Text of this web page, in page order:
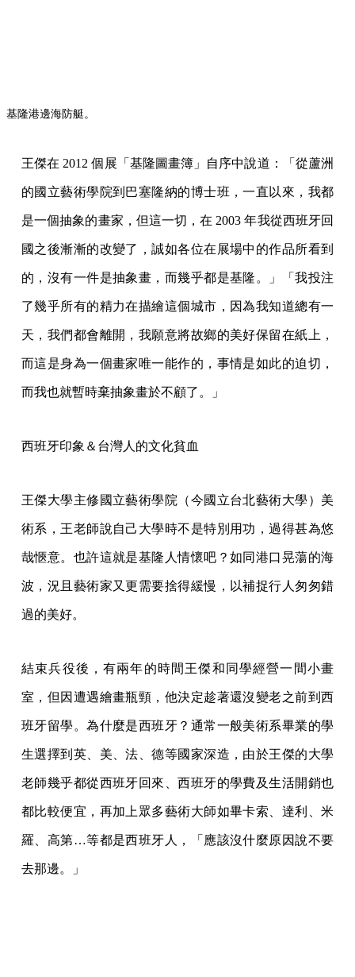
基隆港邊海防艇。
王傑在 2012 個展「基隆圖畫簿」自序中說道：「從蘆洲
的國立藝術學院到巴塞隆納的博士班，一直以來，我都
是一個抽象的畫家，但這一切，在 2003 年我從西班牙回
國之後漸漸的改變了，誠如各位在展場中的作品所看到
的，沒有一件是抽象畫，而幾乎都是基隆。」「我投注
了幾乎所有的精力在描繪這個城市，因為我知道總有一
天，我們都會離開，我願意將故鄉的美好保留在紙上，
而這是身為一個畫家唯一能作的，事情是如此的迫切，
而我也就暫時棄抽象畫於不顧了。」
西班牙印象＆台灣人的文化貧血
王傑大學主修國立藝術學院（今國立台北藝術大學）美
術系，王老師說自己大學時不是特別用功，過得甚為悠
哉愜意。也許這就是基隆人情懷吧？如同港口晃蕩的海
波，況且藝術家又更需要捨得緩慢，以補捉行人匆匆錯
過的美好。
結束兵役後，有兩年的時間王傑和同學經營一間小畫
室，但因遭遇繪畫瓶頸，他決定趁著還沒變老之前到西
班牙留學。為什麼是西班牙？通常一般美術系畢業的學
生選擇到英、美、法、德等國家深造，由於王傑的大學
老師幾乎都從西班牙回來、西班牙的學費及生活開銷也
都比較便宜，再加上眾多藝術大師如畢卡索、達利、米
羅、高第…等都是西班牙人，「應該沒什麼原因說不要
去那邊。」